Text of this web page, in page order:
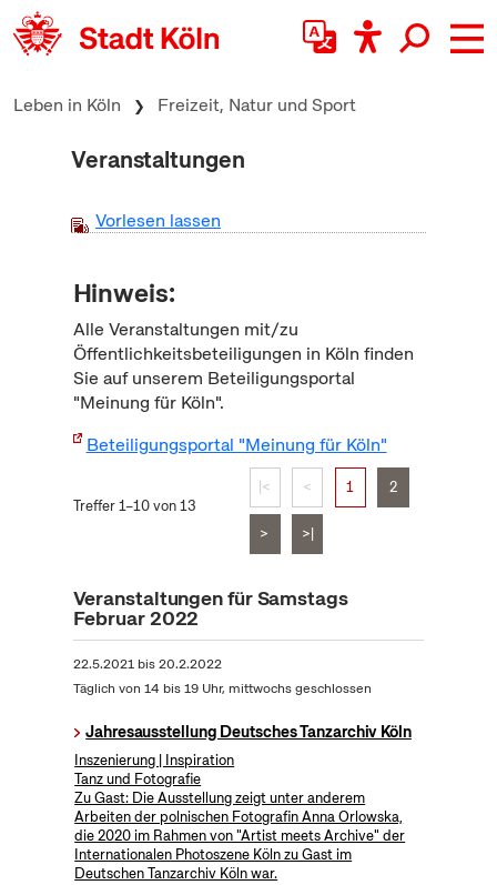
zum Inhalt springen
Leben in Köln Freizeit, Natur und Sport
Veranstaltungen
Vorlesen lassen
Hinweis:
Alle Veranstaltungen mit/zu
Öffentlichkeitsbeteiligungen in Köln finden
Sie auf unserem Beteiligungsportal
"Meinung für Köln".
Beteiligungsportal "Meinung für Köln"
Treffer 1–10 von 13
|< < 1 2
> >|
Veranstaltungen für Samstags
Februar 2022
22.5.2021bis20.2.2022
Täglich von 14 bis 19 Uhr, mittwochs geschlossen
Jahresausstellung Deutsches Tanzarchiv Köln
Inszenierung | Inspiration
Tanz und Fotografie
Zu Gast: Die Ausstellung zeigt unter anderem
Arbeiten der polnischen Fotografin Anna Orlowska,
die 2020 im Rahmen von "Artist meets Archive" der
Internationalen Photoszene Köln zu Gast im
Deutschen Tanzarchiv Köln war.